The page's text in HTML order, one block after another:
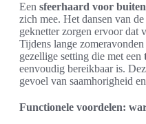
Een sfeerhaard voor buiten
zich mee. Het dansen van
geknetter zorgen ervoor dat
Tijdens lange
gezellige setting die met een
eenvoudig bereikbaar is.
gevoel van saamhorigheid
Functionele voordelen: